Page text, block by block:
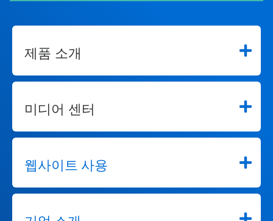
제품 소개
미디어 센터
웹사이트 사용